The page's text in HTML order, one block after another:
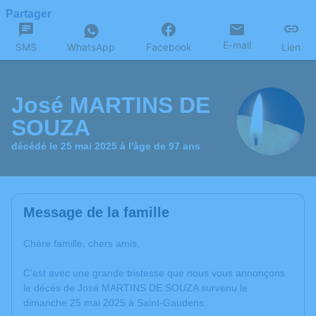
Partager
SMS WhatsApp Facebook E-mail Lien
José MARTINS DE
SOUZA
décédé le 25 mai 2025 à l'âge de 97 ans
Message de la famille
Chère famille, chers amis,
C’est avec une grande tristesse que nous vous annonçons
le décès de José MARTINS DE SOUZA survenu le
dimanche 25 mai 2025 à Saint-Gaudens.